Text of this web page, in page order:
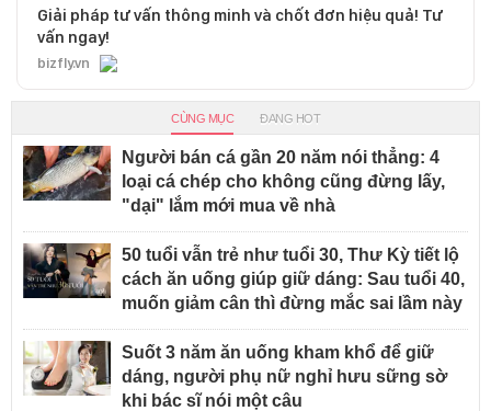
Giải pháp tư vấn thông minh và chốt đơn hiệu quả! Tư
vấn ngay!
bizfly.vn
CÙNG MỤC ĐANG HOT
Người bán cá gần 20 năm nói thẳng: 4
loại cá chép cho không cũng đừng lấy,
"dại" lắm mới mua về nhà
50 tuổi vẫn trẻ như tuổi 30, Thư Kỳ tiết lộ
cách ăn uống giúp giữ dáng: Sau tuổi 40,
muốn giảm cân thì đừng mắc sai lầm này
Suốt 3 năm ăn uống kham khổ để giữ
dáng, người phụ nữ nghỉ hưu sững sờ
khi bác sĩ nói một câu